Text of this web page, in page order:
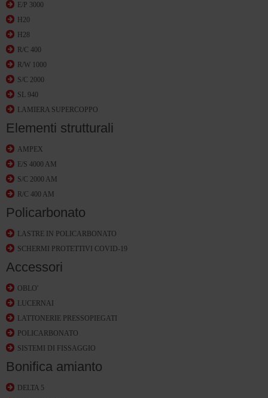
E/P 3000
H20
H28
R/C 400
R/W 1000
S/C 2000
SL 940
LAMIERA SUPERCOPPO
Elementi strutturali
AMPEX
E/S 4000 AM
S/C 2000 AM
R/C 400 AM
Policarbonato
LASTRE IN POLICARBONATO
SCHERMI PROTETTIVI COVID-19
Accessori
OBLO'
LUCERNAI
LATTONERIE PRESSOPIEGATI
POLICARBONATO
SISTEMI DI FISSAGGIO
Bonifica amianto
DELTA 5